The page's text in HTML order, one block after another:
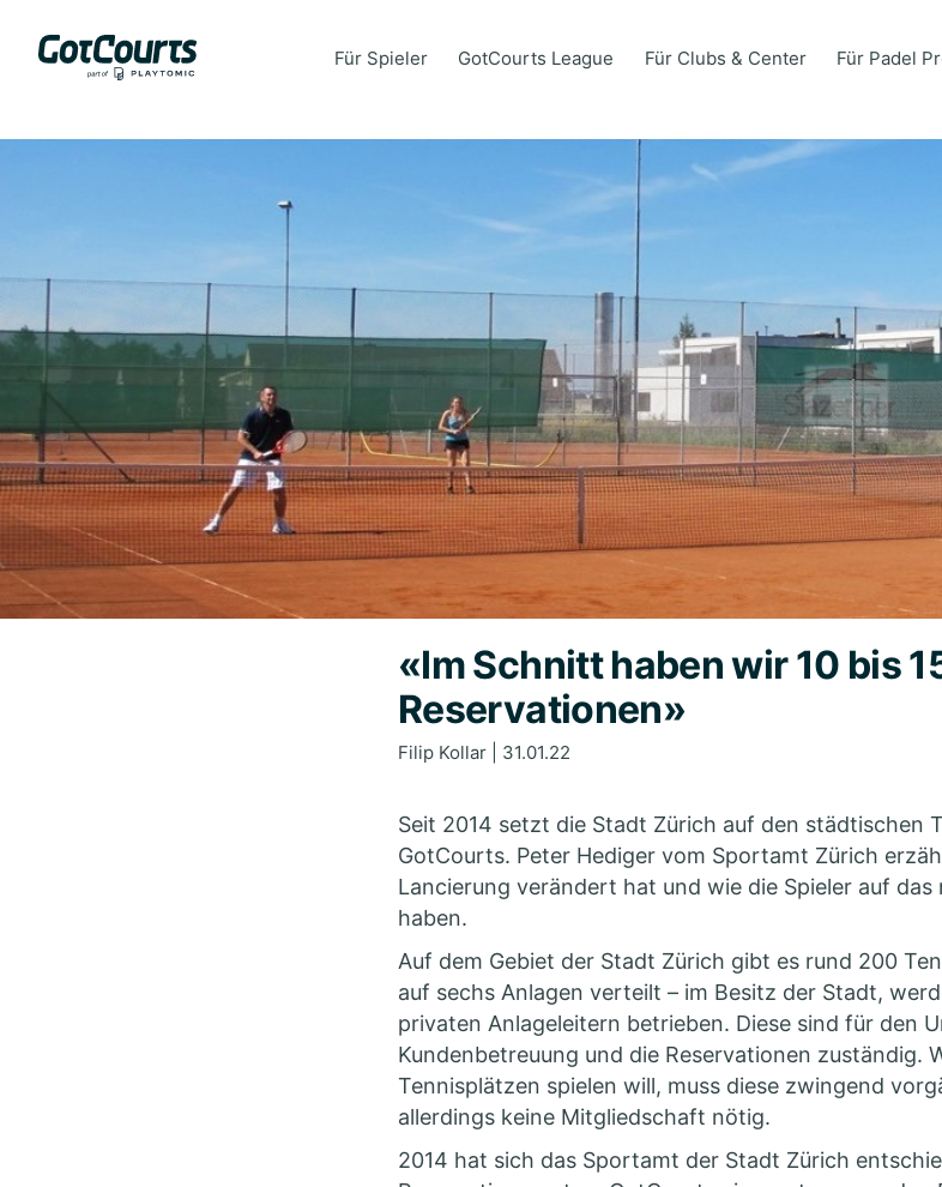
Für Spieler
GotCourts League
Für Clubs & Center
Für Padel
«Im Schnitt haben wir 10 bis
Reservationen»
Filip Kollar | 31.01.22
Seit 2014 setzt die Stadt Zürich auf den städtischen
GotCourts. Peter Hediger vom Sportamt Zürich
Lancierung verändert hat und wie die Spieler auf das
haben.
Auf dem Gebiet der Stadt Zürich gibt es rund 200
auf sechs Anlagen verteilt – im Besitz der Stadt,
privaten Anlageleitern betrieben. Diese sind für den
Kundenbetreuung und die Reservationen zuständig.
Tennisplätzen spielen will, muss diese zwingend
allerdings keine Mitgliedschaft nötig.
2014 hat sich das Sportamt der Stadt Zürich